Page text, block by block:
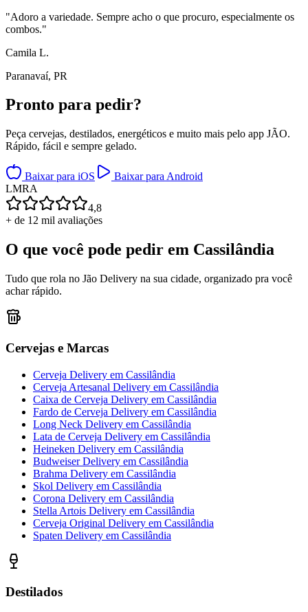
"Adoro a variedade. Sempre acho o que procuro, especialmente os
combos."
Camila L.
Paranavaí, PR
Pronto para pedir?
Peça cervejas, destilados, energéticos e muito mais pelo app JÃO.
Rápido, fácil e sempre gelado.
Baixar para iOS
Baixar para Android
LMRA
4,8
+ de 12 mil avaliações
O que você pode pedir em Cassilândia
Tudo que rola no Jão Delivery na sua cidade, organizado pra você
achar rápido.
Cervejas e Marcas
Cerveja Delivery em Cassilândia
Cerveja Artesanal Delivery em Cassilândia
Caixa de Cerveja Delivery em Cassilândia
Fardo de Cerveja Delivery em Cassilândia
Long Neck Delivery em Cassilândia
Lata de Cerveja Delivery em Cassilândia
Heineken Delivery em Cassilândia
Budweiser Delivery em Cassilândia
Brahma Delivery em Cassilândia
Skol Delivery em Cassilândia
Corona Delivery em Cassilândia
Stella Artois Delivery em Cassilândia
Cerveja Original Delivery em Cassilândia
Spaten Delivery em Cassilândia
Destilados